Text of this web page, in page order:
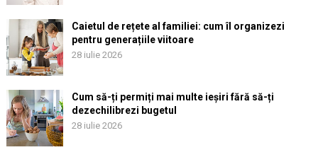
Caietul de rețete al familiei: cum îl organizezi
pentru generațiile viitoare
28 iulie 2026
Cum să-ți permiți mai multe ieșiri fără să-ți
dezechilibrezi bugetul
28 iulie 2026